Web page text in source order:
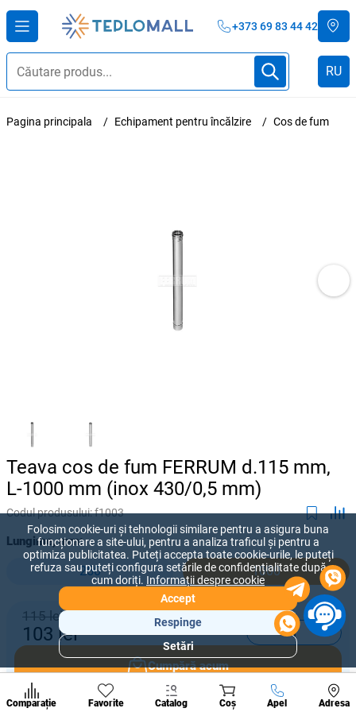
+373 69 83 44 42
RU
Pagina principala Echipament pentru încălzire Cos de fum
Teava cos de fum FERRUM d.115 mm,
L-1000 mm (inox 430/0,5 mm)
Codul produsului:f1003
Lungime, mm:
250 1000
115 lei
103 lei - +
Cumpără acum
Adaugă în coș
Comparație Favorite Catalog Coș Apel Adresa
A suna
Secțiuni
populare
de
Folosim cookie-uri și tehnologii similare pentru a asigura buna
funcționare a site-ului, pentru a analiza traficul și pentru a
optimiza publicitatea. Puteți accepta toate cookie-urile, le puteți
refuza sau puteți configura setările de confidențialitate după
cum doriți. Informații despre cookie
Accept
Respinge
Setări